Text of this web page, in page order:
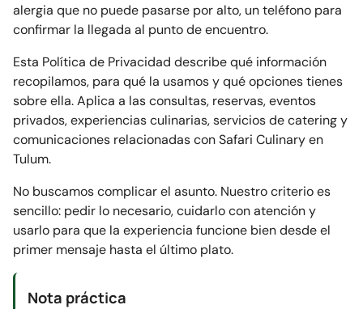
alergia que no puede pasarse por alto, un teléfono para
confirmar la llegada al punto de encuentro.
Esta Política de Privacidad describe qué información
recopilamos, para qué la usamos y qué opciones tienes
sobre ella. Aplica a las consultas, reservas, eventos
privados, experiencias culinarias, servicios de catering y
comunicaciones relacionadas con Safari Culinary en
Tulum.
No buscamos complicar el asunto. Nuestro criterio es
sencillo: pedir lo necesario, cuidarlo con atención y
usarlo para que la experiencia funcione bien desde el
primer mensaje hasta el último plato.
Nota práctica